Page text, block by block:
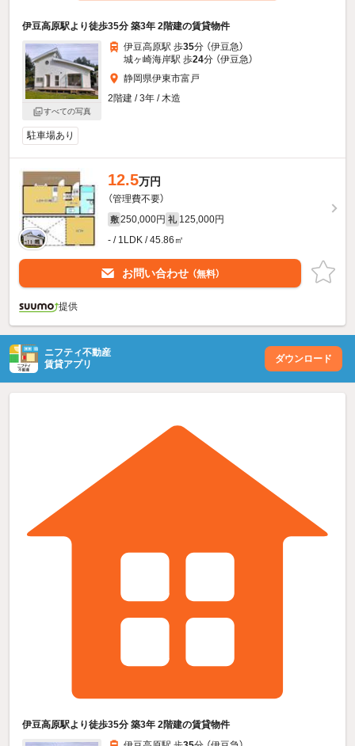
伊豆高原駅より徒歩35分 築3年 2階建の賃貸物件
すべての写真
伊豆高原駅 歩35分 （伊豆急）
城ヶ崎海岸駅 歩24分 （伊豆急）
静岡県伊東市富戸
2階建 / 3年 / 木造
駐車場あり
12.5万円
（管理費不要）
敷 250,000円 礼 125,000円
- / 1LDK / 45.86㎡
お問い合わせ （無料）
提供
ニフティ不動産
賃貸アプリ
ダウンロード
伊豆高原駅より徒歩35分 築3年 2階建の賃貸物件